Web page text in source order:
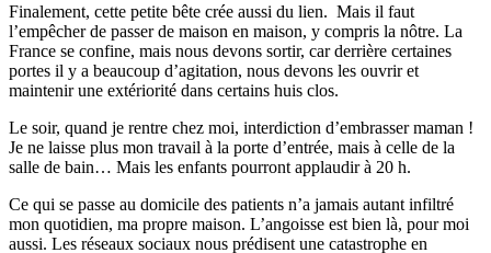
Finalement, cette petite bête crée aussi du lien. Mais il faut
l’empêcher de passer de maison en maison, y compris la nôtre. La
France se confine, mais nous devons sortir, car derrière certaines
portes il y a beaucoup d’agitation, nous devons les ouvrir et
maintenir une extériorité dans certains huis clos.
Le soir, quand je rentre chez moi, interdiction d’embrasser maman !
Je ne laisse plus mon travail à la porte d’entrée, mais à celle de la
salle de bain… Mais les enfants pourront applaudir à 20 h.
Ce qui se passe au domicile des patients n’a jamais autant infiltré
mon quotidien, ma propre maison. L’angoisse est bien là, pour moi
aussi. Les réseaux sociaux nous prédisent une catastrophe en